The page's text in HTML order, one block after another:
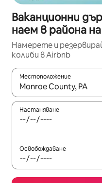
Ваканционни
наем в района
Намерете и
колиби в Airbnb
Местоположение
Когато резултатите
Настаняване
Освобождаване